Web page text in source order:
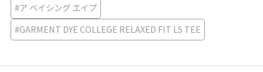
#ア ベイシング エイプ
#GARMENT DYE COLLEGE RELAXED FIT LS TEE